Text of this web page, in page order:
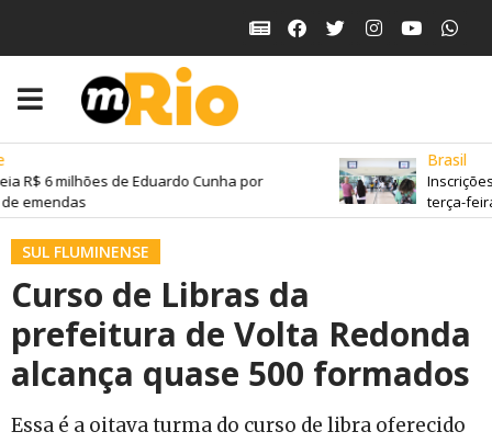
R$ 6 milhões de Eduardo Cunha por
emendas
Brasil
terça-feira
SUL FLUMINENSE
Curso de Libras da
prefeitura de Volta Redonda
alcança quase 500 formados
Essa é a oitava turma do curso de libra oferecido